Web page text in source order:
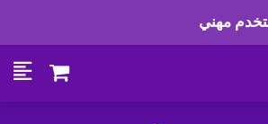
مهني